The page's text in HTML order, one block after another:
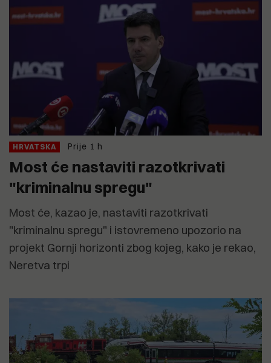
HRVATSKA Prije 1 h
Most će nastaviti razotkrivati
"kriminalnu spregu"
Most će, kazao je, nastaviti razotkrivati
"kriminalnu spregu" i istovremeno upozorio na
projekt Gornji horizonti zbog kojeg, kako je rekao,
Neretva trpi